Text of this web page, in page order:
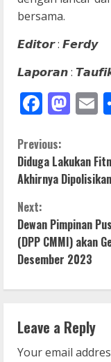
bersama.
𝙀𝙙𝙞𝙩𝙤𝙧 : 𝙁𝙚𝙧𝙙𝙮
𝙇𝙖𝙥𝙤𝙧𝙖𝙣 :
C
o
n
t
i
n
u
e
Previous:
Diduga Lakukan
Akhirnya
Next:
Dewan Pimpinan
(DPP CMMI) akan
Desember 2023
Leave a Reply
Your email